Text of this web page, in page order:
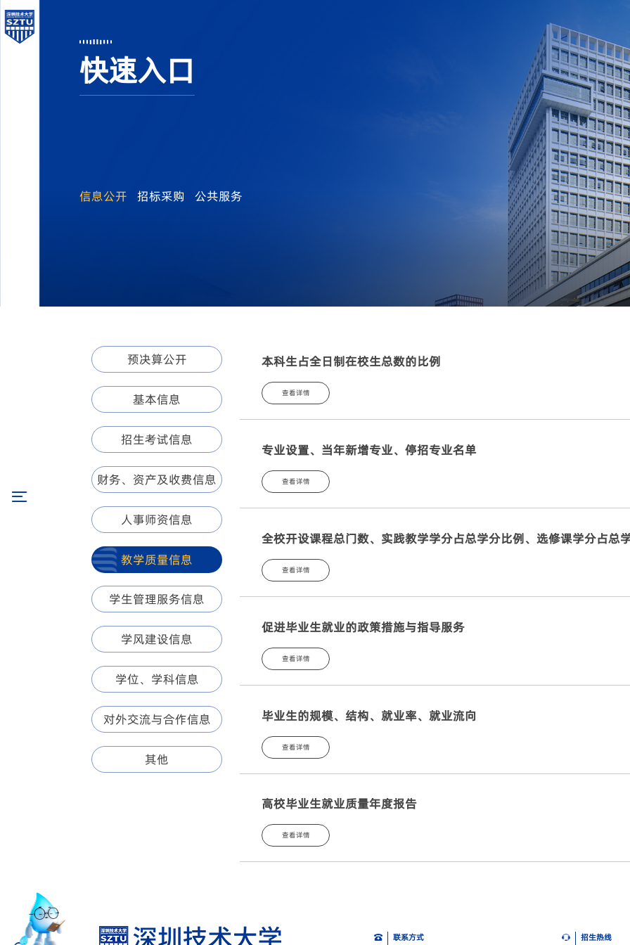
快速入口
信息公开 招标采购 公共服务
预决算公开
基本信息
招生考试信息
财务、资产及收费信息
人事师资信息
教学质量信息
学生管理服务信息
学风建设信息
学位、学科信息
对外交流与合作信息
其他
本科生占全日制在校生总数的比例
查看详情
专业设置、当年新增专业、停招专业名单
查看详情
全校开设课程总门数、实践教学学分占总学分比例、选修课学分占总
查看详情
促进毕业生就业的政策措施与指导服务
查看详情
毕业生的规模、结构、就业率、就业流向
查看详情
高校毕业生就业质量年度报告
查看详情
联系方式
招生热线